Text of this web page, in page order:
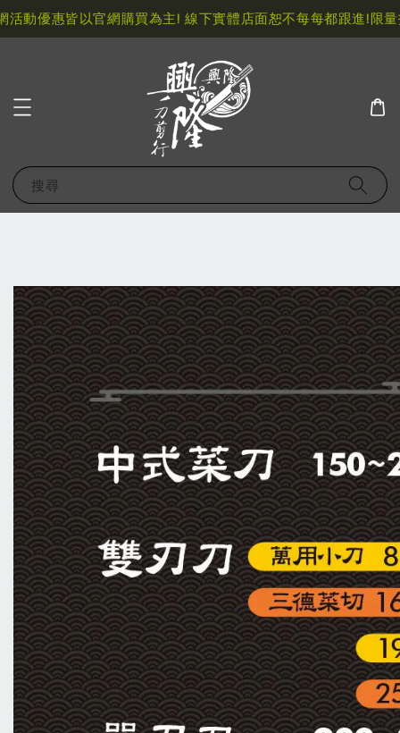
優惠皆以官網購買為主! 線下實體店面恕不每每都跟進!限量指
搜尋